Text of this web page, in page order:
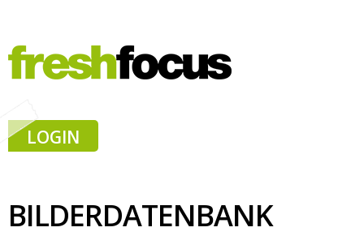
LOGIN
BILDERDATENBANK